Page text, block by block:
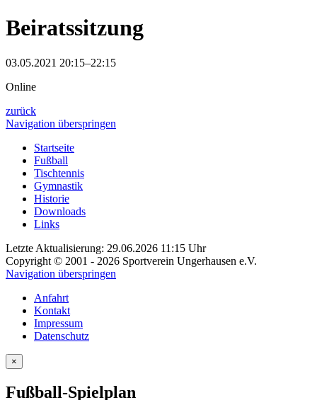
Beiratssitzung
03.05.2021 20:15–22:15
Online
zurück
Navigation überspringen
Startseite
Fußball
Tischtennis
Gymnastik
Historie
Downloads
Links
Letzte Aktualisierung: 29.06.2026 11:15 Uhr
Copyright © 2001 - 2026 Sportverein Ungerhausen e.V.
Navigation überspringen
Anfahrt
Kontakt
Impressum
Datenschutz
×
Fußball-Spielplan